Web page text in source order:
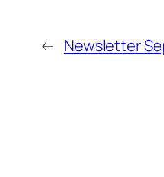
← Newsletter